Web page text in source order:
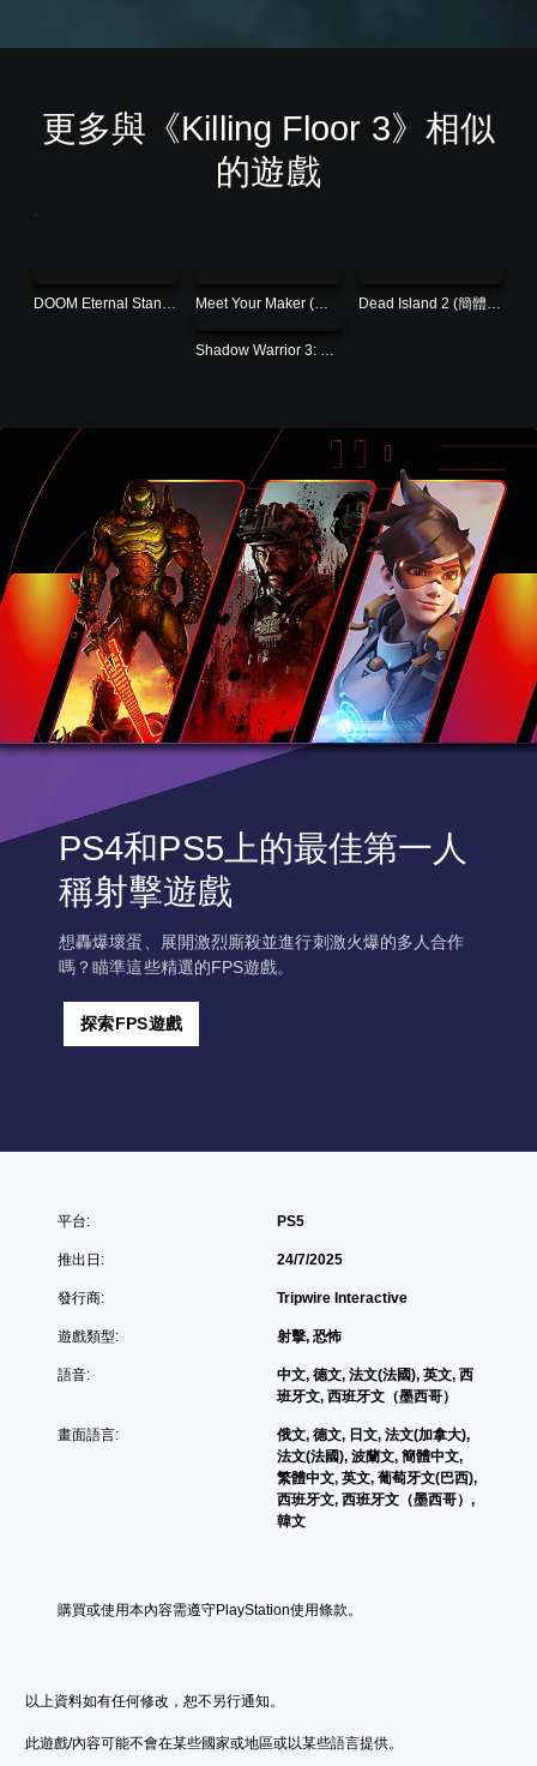
更多與《Killing Floor 3》相似
的遊戲
PS4和PS5上的最佳第一人
稱射擊遊戲
想轟爆壞蛋、展開激烈廝殺並進行刺激火爆的多人合作
嗎？瞄準這些精選的FPS遊戲。
探索FPS遊戲
平台: PS5
推出日: 24/7/2025
發行商: Tripwire Interactive
遊戲類型: 射擊, 恐怖
語音:
中文, 德文, 法文(法國), 英文, 西
班牙文, 西班牙文（墨西哥）
畫面語言:
俄文, 德文, 日文, 法文(加拿大),
法文(法國), 波蘭文, 簡體中文,
繁體中文, 英文, 葡萄牙文(巴西),
西班牙文, 西班牙文（墨西哥）,
韓文
購買或使用本內容需遵守PlayStation使用條款。
以上資料如有任何修改，恕不另行通知。
此遊戲/內容可能不會在某些國家或地區或以某些語言提供。